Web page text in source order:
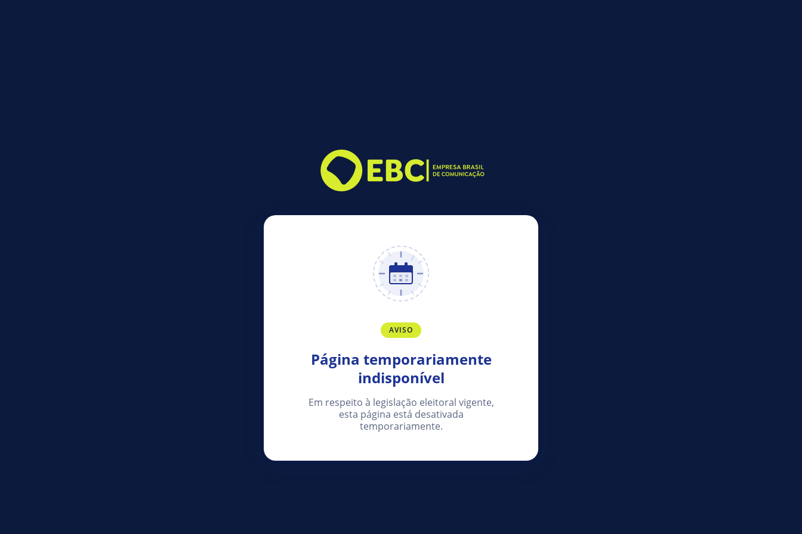
AVISO
Página temporariamente
indisponível
Em respeito à legislação eleitoral vigente,
esta página está desativada
temporariamente.